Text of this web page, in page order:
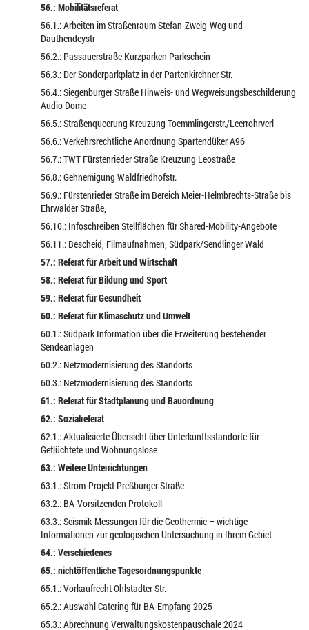
56.: Mobilitätsreferat
56.1.: Arbeiten im Straßenraum Stefan-Zweig-Weg und
Dauthendeystr
56.2.: Passauerstraße Kurzparken Parkschein
56.3.: Der Sonderparkplatz in der Partenkirchner Str.
56.4.: Siegenburger Straße Hinweis- und Wegweisungsbeschilderung
Audio Dome
56.5.: Straßenqueerung Kreuzung Toemmlingerstr./Leerrohrverl
56.6.: Verkehrsrechtliche Anordnung Spartendüker A96
56.7.: TWT Fürstenrieder Straße Kreuzung Leostraße
56.8.: Gehnemigung Waldfriedhofstr.
56.9.: Fürstenrieder Straße im Bereich Meier-Helmbrechts-Straße bis
Ehrwalder Straße,
56.10.: Infoschreiben Stellflächen für Shared-Mobility-Angebote
56.11.: Bescheid, Filmaufnahmen, Südpark/Sendlinger Wald
57.: Referat für Arbeit und Wirtschaft
58.: Referat für Bildung und Sport
59.: Referat für Gesundheit
60.: Referat für Klimaschutz und Umwelt
60.1.: Südpark Information über die Erweiterung bestehender
Sendeanlagen
60.2.: Netzmodernisierung des Standorts
60.3.: Netzmodernisierung des Standorts
61.: Referat für Stadtplanung und Bauordnung
62.: Sozialreferat
62.1.: Aktualisierte Übersicht über Unterkunftsstandorte für
Geflüchtete und Wohnungslose
63.: Weitere Unterrichtungen
63.1.: Strom-Projekt Preßburger Straße
63.2.: BA-Vorsitzenden Protokoll
63.3.: Seismik-Messungen für die Geothermie – wichtige
Informationen zur geologischen Untersuchung in Ihrem Gebiet
64.: Verschiedenes
65.: nichtöffentliche Tagesordnungspunkte
65.1.: Vorkaufrecht Ohlstadter Str.
65.2.: Auswahl Catering für BA-Empfang 2025
65.3.: Abrechnung Verwaltungskostenpauschale 2024